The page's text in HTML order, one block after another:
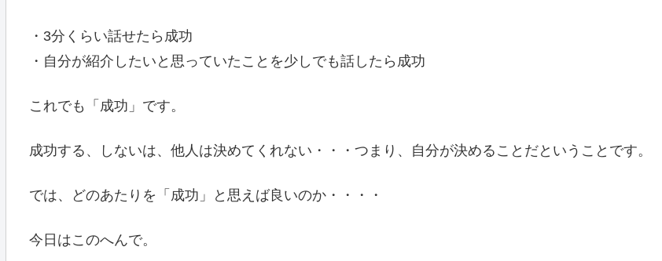
・3分くらい話せたら成功
・自分が紹介したいと思っていたことを少しでも話したら成功
これでも「成功」です。
成功する、しないは、他人は決めてくれない・・・つまり、自分が決めることだということです。
では、どのあたりを「成功」と思えば良いのか・・・・
今日はこのへんで。